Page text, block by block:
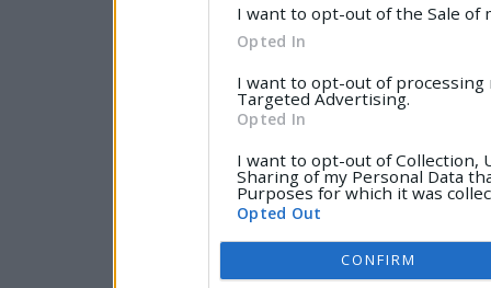
I want to opt-out of the Sale of
Opted In
I want to opt-out of processing
Targeted Advertising.
Opted In
I want to opt-out of Collection,
Sharing of my Personal Data
Purposes for which it was
Opted Out
CONFIRM